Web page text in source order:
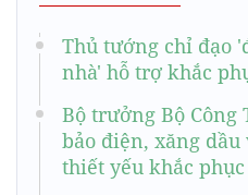
Thủ tướng chỉ đạo
nhà' hỗ trợ khắc
Bộ trưởng Bộ Công
bảo điện, xăng
thiết yếu khắc phục